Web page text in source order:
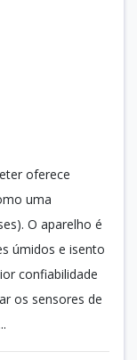
oferece
uma
O aparelho é
úmidos e isento
confiabilidade
os sensores de